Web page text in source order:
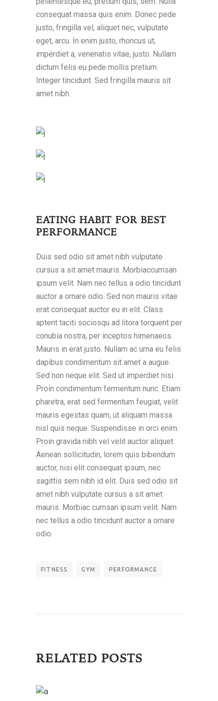
consequat massa quis enim. Donec pede
justo, fringilla vel, aliquet nec, vulputate
eget, arcu. In enim justo, rhoncus ut,
imperdiet a, venenatis vitae, justo. Nullam
dictum felis eu pede mollis pretium.
Integer tincidunt. Sed fringilla mauris sit
amet nibh.
EATING HABIT FOR BEST
PERFORMANCE
Duis sed odio sit amet nibh vulputate
cursus a sit amet mauris. Morbiaccumsan
ipsum velit. Nam nec tellus a odio tincidunt
auctor a ornare odio. Sed non mauris vitae
erat consequat auctor eu in elit. Class
aptent taciti sociosqu ad litora torquent per
conubia nostra, per inceptos himenaeos.
Mauris in erat justo. Nullam ac urna eu felis
dapibus condimentum sit amet a augue.
Sed non neque elit. Sed ut imperdiet nisi.
Proin condimentum fermentum nunc. Etiam
pharetra, erat sed fermentum feugiat, velit
mauris egestas quam, ut aliquam massa
nisl quis neque. Suspendisse in orci enim.
Proin gravida nibh vel velit auctor aliquet.
Aenean sollicitudin, lorem quis bibendum
auctor, nisi elit consequat ipsum, nec
sagittis sem nibh id elit. Duis sed odio sit
amet nibh vulputate cursus a sit amet
mauris. Morbiac cumsan ipsum velit. Nam
nec tellus a odio tincidunt auctor a ornare
odio.
FITNESS GYM PERFORMANCE
RELATED POSTS